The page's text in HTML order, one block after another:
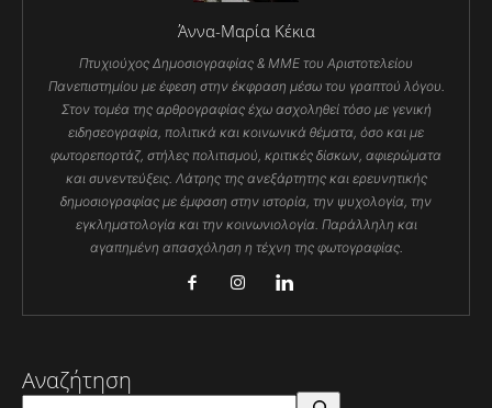
Άννα-Μαρία Κέκια
Πτυχιούχος Δημοσιογραφίας & ΜΜΕ του Αριστοτελείου
Πανεπιστημίου με έφεση στην έκφραση μέσω του γραπτού λόγου.
Στον τομέα της αρθρογραφίας έχω ασχοληθεί τόσο με γενική
ειδησεογραφία, πολιτικά και κοινωνικά θέματα, όσο και με
φωτορεπορτάζ, στήλες πολιτισμού, κριτικές δίσκων, αφιερώματα
και συνεντεύξεις. Λάτρης της ανεξάρτητης και ερευνητικής
δημοσιογραφίας με έμφαση στην ιστορία, την ψυχολογία, την
εγκληματολογία και την κοινωνιολογία. Παράλληλη και
αγαπημένη απασχόληση η τέχνη της φωτογραφίας.
Αναζήτηση